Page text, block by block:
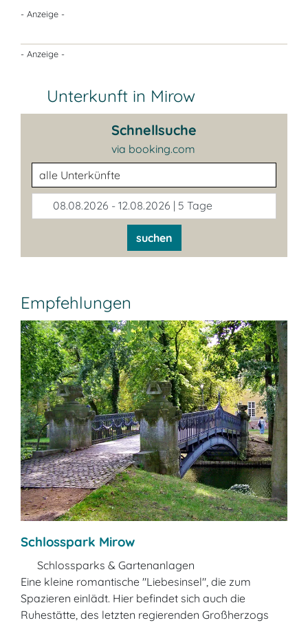
- Anzeige -
- Anzeige -
Unterkunft in Mirow
Schnellsuche
via booking.com
Unterkunftsart
08.08.2026 - 12.08.2026 | 5 Tage
suchen
Empfehlungen
Schlosspark Mirow
Schlossparks & Gartenanlagen
Eine kleine romantische "Liebesinsel", die zum
Spazieren einlädt. Hier befindet sich auch die
Ruhestätte, des letzten regierenden Großherzogs